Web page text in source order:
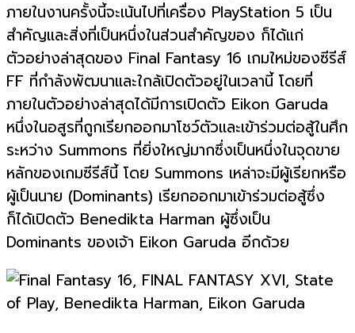
ภายในงานครั้งนี้จะเน้นไปที่เครื่อง PlayStation 5 เป็น
สำคัญและสิ่งที่เป็นหนึ่งในส่วนสำคัญของ ก็ได้แก่
ตัวอย่างล่าสุดของ Final Fantasy 16 เกมใหม่ของซีรีส์
FF ที่กำลังพัฒนาและใกล้เปิดตัวอยู่ในเวลานี้ โดยที่
ภายในตัวอย่างล่าสุดได้มีการเปิดตัว Eikon Garuda
หนึ่งในอสูรที่ถูกเรียกออกมาโชว์ตัวและเข้าร่วมต่อสู้ในศึก
ระหว่าง Summons ที่ยิ่งใหญ่มากซึ่งเป็นหนึ่งในจุดขาย
หลักของเกมซีรีส์นี้ โดย Summons เหล่าจะมีผู้เรียกหรือ
ผู้เป็นนาย (Dominants) เรียกออกมาเข้าร่วมต่อสู้ซึ่ง
ก็ได้เปิดตัว Benedikta Harman ผู้ซึ่งเป็น
Dominants ของเจ้า Eikon Garuda อีกด้วย